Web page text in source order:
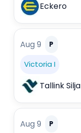
Eckero
Aug 9 P
Victoria I
Tallink Silja
Aug 9 P